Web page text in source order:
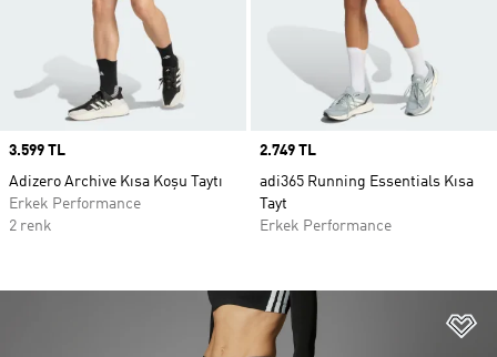
Price
3.599 TL
Adizero Archive Kısa Koşu Taytı
Erkek Performance
2 renk
Price
2.749 TL
adi365 Running Essentials Kısa
Tayt
Erkek Performance